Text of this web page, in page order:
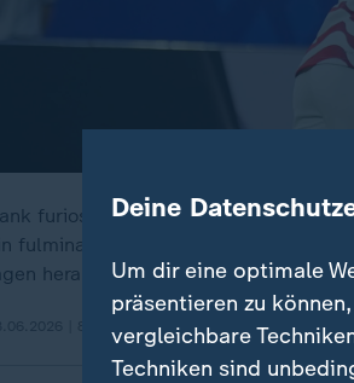
furioser erster Halbzeit: Co-
fulminanter Auftaktsieg gelungen.
heraus.
Deine
Um dir eine optimale
präsentieren zu
vergleichbare
Techniken sind